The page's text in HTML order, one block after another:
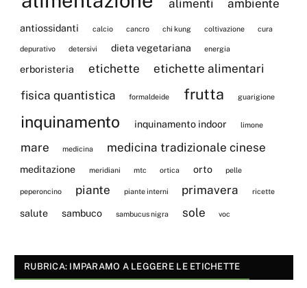
alimenti ambiente
antiossidanti calcio cancro chi kung coltivazione cura
depurativo detersivi dieta vegetariana energia
erboristeria etichette
etichette alimentari
fisica quantistica
formaldeide frutta guarigione
inquinamento inquinamento indoor limone
mare medicina medicina tradizionale cinese
meditazione meridiani mtc ortica orto pelle
peperoncino piante piante interni primavera ricette
salute sambuco sambucus nigra sole voc
RUBRICA: IMPARAMO A LEGGERE LE ETICHETTE